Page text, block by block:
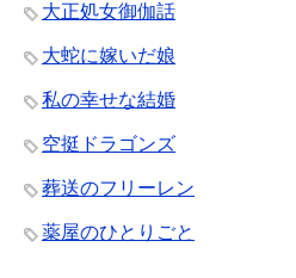
大正処女御伽話
大蛇に嫁いだ娘
私の幸せな結婚
空挺ドラゴンズ
葬送のフリーレン
薬屋のひとりごと